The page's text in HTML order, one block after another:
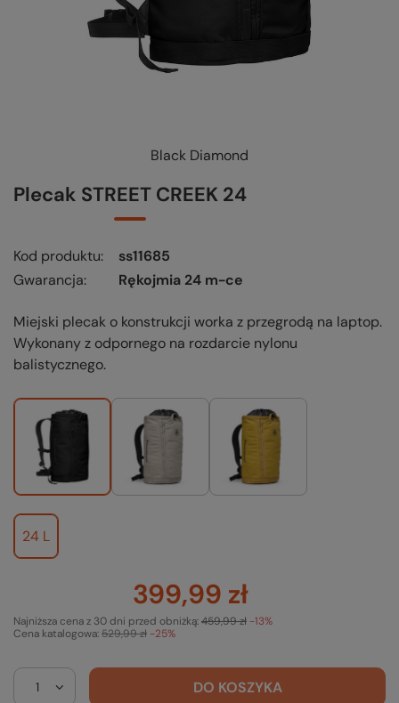
KUP-SPRAWDŹ-WYMIEŃ-czytaj więcej
Black Diamond
Plecak STREET CREEK 24
Kod produktu
ss11685
Gwarancja
Rękojmia 24 m-ce
Miejski plecak o konstrukcji worka z przegrodą na laptop.
Wykonany z odpornego na rozdarcie nylonu
balistycznego.
24 L
399,99 zł
Cena katalogowa:529,99 zł -25%
Najniższa cena z 30 dni przed obniżką:459,99 zł -13%
DO KOSZYKA